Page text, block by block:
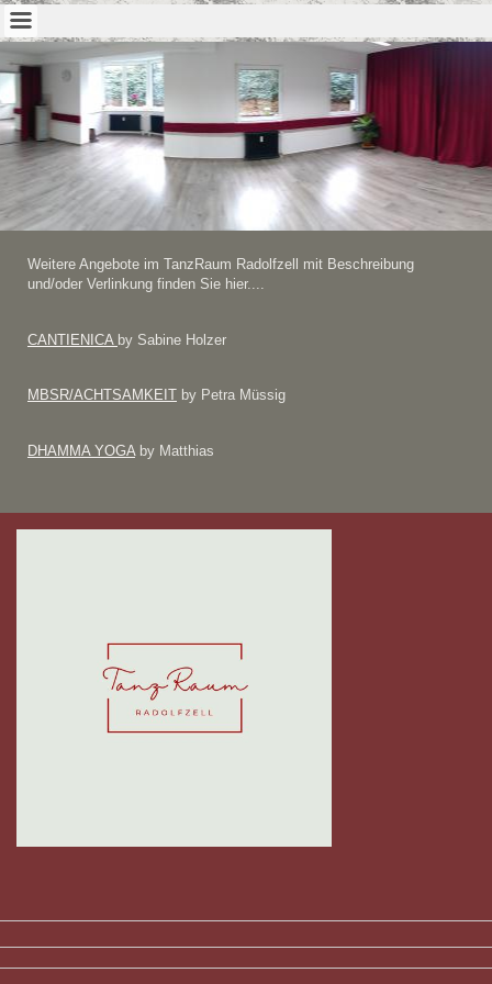
Weitere Angebote im TanzRaum Radolfzell mit Beschreibung
und/oder Verlinkung finden Sie hier....
CANTIENICA by Sabine Holzer
MBSR/ACHTSAMKEIT by Petra Müssig
DHAMMA YOGA by Matthias